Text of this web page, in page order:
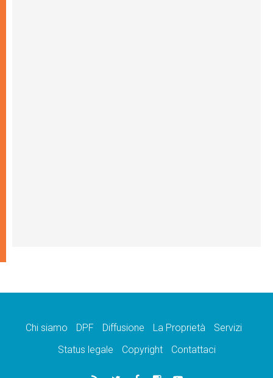
Chi siamo DPF Diffusione La Proprietà
Servizi
Status legale
Copyright Contattaci